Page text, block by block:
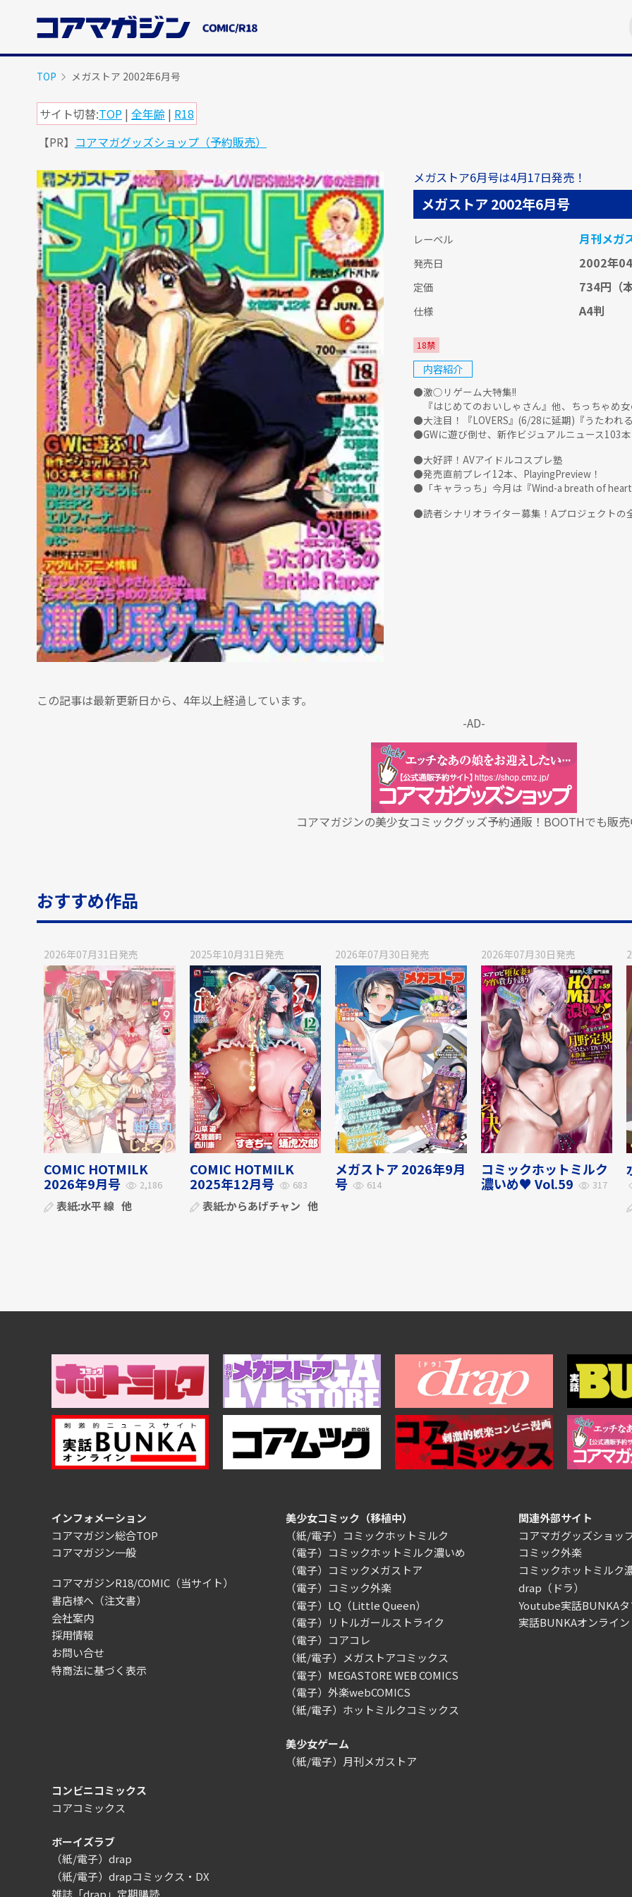
コ
TOP メガストア 2002年6月号
サイト切替:TOP | 全年齢 | R18
【PR】 コアマガグッズショップ（予約販売）
メガストア6月号は4月17日発売！
メガストア 2002年6月号
レーベル 月刊メガ
発売日 2002年
定価 734円
仕様 A4判
18禁
内容紹介
●激○リゲーム大特集!!
『はじめてのおいしゃさん』他、ちっちゃめ
●大注目！『LOVERS』(6/28に延期)『うたわれ
●GWに遊び倒せ、新作ビジュアルニュース103本
●大好評！AVアイドルコスプレ塾
●発売直前プレイ12本、PlayingPreview！
●「キャラっち」今月は『Wind-a breath of
●読者シナリオライター募集！Aプロジェクトの
この記事は最新更新日から、4年以上経過しています。
-AD-
コアマガジンの美少女コミックグッズ予約通販！BOOTHでも販
おすすめ作品
2026年07月31日発売
COMIC HOTMILK
2026年9月号
2,186
表紙:水平 線 他
2025年10月31日発売
COMIC HOTMILK
2025年12月号
683
表紙:からあげチャン 他
2026年07月30日発売
メガストア 2026年9月
号
614
2026年07月30日発売
コミックホットミルク
濃いめ♥ Vol.59
317
インフォメーション
コアマガジン総合TOP
コアマガジン一般
コアマガジンR18/COMIC（当サイト）
書店様へ（注文書）
会社案内
採用情報
お問い合せ
特商法に基づく表示
美少女コミック（移植中）
（紙/電子）コミックホットミルク
（電子）コミックホットミルク濃いめ
（電子）コミックメガストア
（電子）コミック外楽
（電子）LQ（Little Queen）
（電子）リトルガールストライク
（電子）コアコレ
（紙/電子）メガストアコミックス
（電子）MEGASTORE WEB COMICS
（電子）外楽webCOMICS
（紙/電子）ホットミルクコミックス
美少女ゲーム
（紙/電子）月刊メガストア
関連外部サイト
コアマガグッズショッ
コミック外楽
コミックホットミルク
drap（ドラ）
Youtube実話BUNKA
実話BUNKAオンライン
コンビニコミックス
コアコミックス
ボーイズラブ
（紙/電子）drap
（紙/電子）drapコミックス・DX
雑誌「drap」定期購読